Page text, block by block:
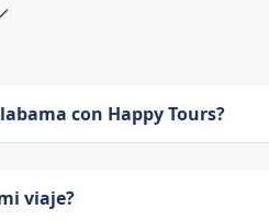
con Happy Tours?
viaje?